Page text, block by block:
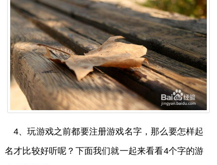
4、玩游戏之前都要注册游戏名字，那么要怎样起
名才比较好听呢？下面我们就一起来看看4个字的游